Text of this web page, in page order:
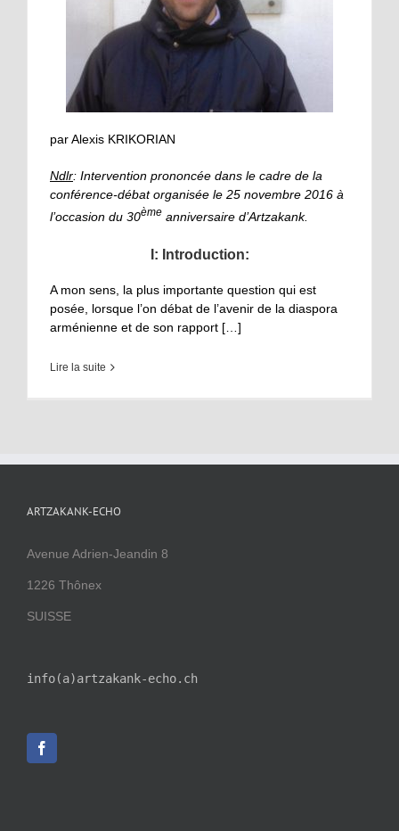
par Alexis KRIKORIAN
Ndlr: Intervention prononcée dans le cadre de la
conférence-débat organisée le 25 novembre 2016 à
l’occasion du 30ème anniversaire d’Artzakank.
I: Introduction:
A mon sens, la plus importante question qui est
posée, lorsque l’on débat de l’avenir de la diaspora
arménienne et de son rapport […]
Lire la suite
ARTZAKANK-ECHO
Avenue Adrien-Jeandin 8
1226 Thônex
SUISSE
info(a)artzakank-echo.ch